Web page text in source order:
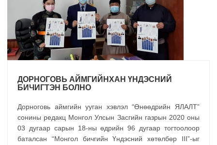
ДОРНОГОВЬ АЙМГИЙНХАН ҮНДЭСНИЙ
БИЧИГТЭН БОЛНО
Дорноговь аймгийн ууган хэвлэл “Өнөөдрийн ЯЛАЛТ”
сонины редакц Монгол Улсын Засгийн газрын 2020 оны
03 дугаар сарын 18-ны өдрийн 96 дугаар тогтоолоор
баталсан “Монгол бичгийн Үндэсний хөтөлбөр III”-ыг